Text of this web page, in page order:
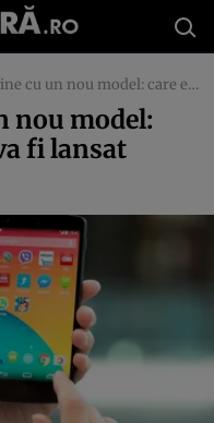
model: care este data la care va fi lansat oficial
nou model:
fi lansat